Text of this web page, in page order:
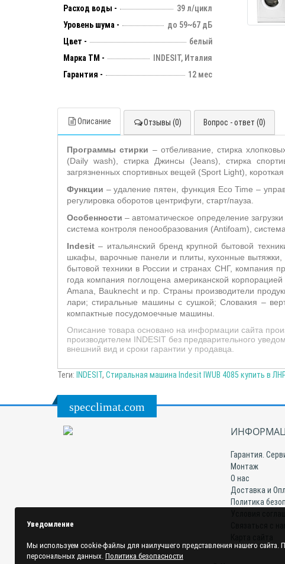
Расход воды -
39 л/цикл
Уровень шума -
до 59~67 дБ
Цвет -
белый
Марка ТМ -
INDESIT, Италия
Гарантия -
12 мес
Описание Отзывы (0) Вопрос - ответ (0)
Программы стирки – отбеливание, стирка
(Daily wash), стирка Джинсы (Jeans), стирка
загрязненных спортивных вещей (Sport Light),
Функции – удаление пятен, функция Eco Time –
регулировка оборотов центрифуги, старт/пауза.
Особенности– автоматическое определение
система контроля пенообразования (Antifoam),
Indesit – итальянский бренд крупной бытовой
шкафы, варочные панели и плиты, кухонные
бытовой техники в России и странах СНГ, компания
года компания поглощена американской
Amana, Bauknecht и пр. Страны производители
лари; стиральные машины с сушкой; Словакия –
компактные посудомоечные машины.
Описание товара основано на информации сайта
производителем INDESIT без предварительного
внешний вид и сроки гарантии у продавца.
Теги: INDESIT, Стиральная машина Indesit IWUB 4085 купить в
specclimat.com
Гарантия.
Монтаж
О нас
Доставка и
Политика
Уведомление
Мы используем cookie-файлы для наилучшего представления нашего сайта.
персональных данных. Политика безопасности